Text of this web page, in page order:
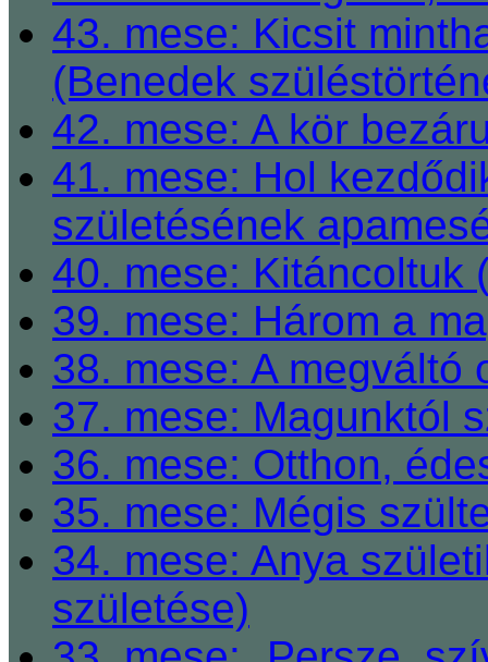
43. mese: Kicsit
(Benedek
42. mese: A kör
41. mese: Hol
születésének
40. mese: Kitáncoltuk
39. mese: Három a
38. mese: A megváltó
37. mese: Magunktól
36. mese: Otthon,
35. mese: Mégis
34. mese: Anya
születése)